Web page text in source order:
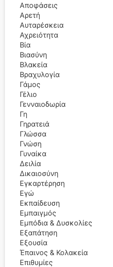
Αποφάσεις
Αρετή
Αυταρέσκεια
Αχρειότητα
Βία
Βιασύνη
Βλακεία
Βραχυλογία
Γάμος
Γέλιο
Γενναιοδωρία
Γη
Γηρατειά
Γλώσσα
Γνώση
Γυναίκα
Δειλία
Δικαιοσύνη
Εγκαρτέρηση
Εγώ
Εκπαίδευση
Εμπαιγμός
Εμπόδια & Δυσκολίες
Εξαπάτηση
Εξουσία
Έπαινος & Κολακεία
Επιθυμίες